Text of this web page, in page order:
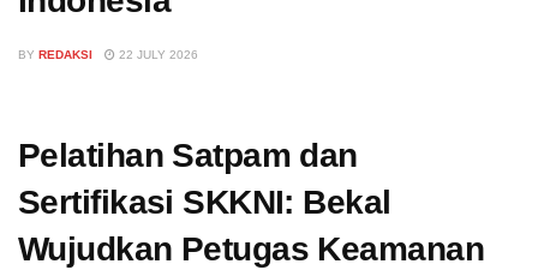
BY REDAKSI 22 JULY 2026
Pelatihan Satpam dan
Sertifikasi SKKNI: Bekal
Wujudkan Petugas Keamanan